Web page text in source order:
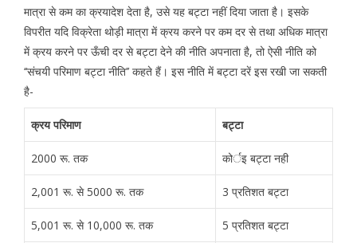
मात्रा से कम का क्रयादेश देता है, उसे यह बट्टा नहीं दिया जाता है। इसके
विपरीत यदि विक्रेता थोड़ी मात्रा में क्रय करने पर कम दर से तथा अधिक मात्रा
में क्रय करने पर ऊँची दर से बट्टा देने की नीति अपनाता है, तो ऐसी नीति को
‘‘संचयी परिमाण बट्टा नीति’’ कहते हैं। इस नीति में बट्टा दरें इस रखी जा सकती
है-
क्रय परिमाण बट्टा
2000 रू. तक कोर्इ बट्टा नही
2,001 रू. से 5000 रू. तक 3 प्रतिशत बट्टा
5,001 रू. से 10,000 रू. तक 5 प्रतिशत बट्टा